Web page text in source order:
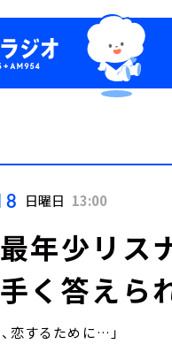
日曜日 13:00
年少リス
く答えら
恋するために…」